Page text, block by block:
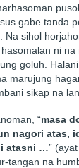
gabe tanda
Na sihol
ni
goluh.
marujung
sikap na
“masa
nagori atas,
i atasni …”
tangan na